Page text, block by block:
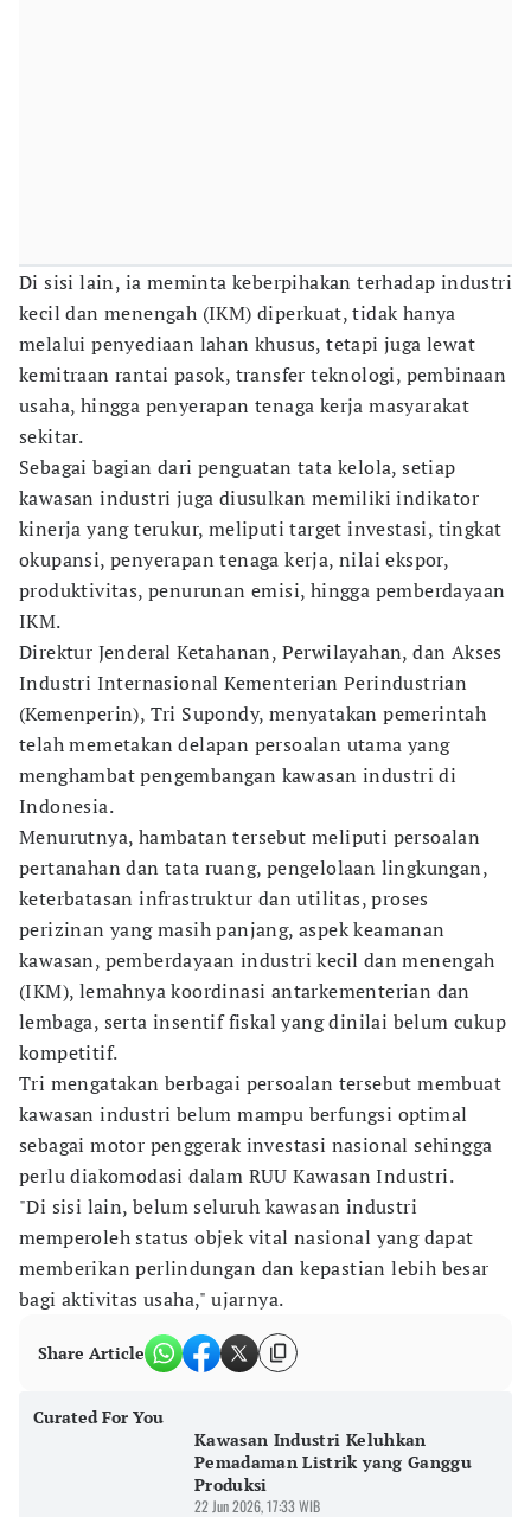
Di sisi lain, ia meminta keberpihakan terhadap industri
kecil dan menengah (IKM) diperkuat, tidak hanya
melalui penyediaan lahan khusus, tetapi juga lewat
kemitraan rantai pasok, transfer teknologi, pembinaan
usaha, hingga penyerapan tenaga kerja masyarakat
sekitar.
Sebagai bagian dari penguatan tata kelola, setiap
kawasan industri juga diusulkan memiliki indikator
kinerja yang terukur, meliputi target investasi, tingkat
okupansi, penyerapan tenaga kerja, nilai ekspor,
produktivitas, penurunan emisi, hingga pemberdayaan
IKM.
Direktur Jenderal Ketahanan, Perwilayahan, dan Akses
Industri Internasional Kementerian Perindustrian
(Kemenperin), Tri Supondy, menyatakan pemerintah
telah memetakan delapan persoalan utama yang
menghambat pengembangan kawasan industri di
Indonesia.
Menurutnya, hambatan tersebut meliputi persoalan
pertanahan dan tata ruang, pengelolaan lingkungan,
keterbatasan infrastruktur dan utilitas, proses
perizinan yang masih panjang, aspek keamanan
kawasan, pemberdayaan industri kecil dan menengah
(IKM), lemahnya koordinasi antarkementerian dan
lembaga, serta insentif fiskal yang dinilai belum cukup
kompetitif.
Tri mengatakan berbagai persoalan tersebut membuat
kawasan industri belum mampu berfungsi optimal
sebagai motor penggerak investasi nasional sehingga
perlu diakomodasi dalam RUU Kawasan Industri.
"Di sisi lain, belum seluruh kawasan industri
memperoleh status objek vital nasional yang dapat
memberikan perlindungan dan kepastian lebih besar
bagi aktivitas usaha," ujarnya.
Share Article
Curated For You
Kawasan Industri Keluhkan
Pemadaman Listrik yang Ganggu
Produksi
22 Jun 2026, 17:33 WIB